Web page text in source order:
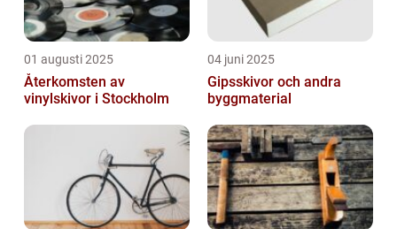
01 augusti 2025
Återkomsten av
vinylskivor i Stockholm
04 juni 2025
Gipsskivor och andra
byggmaterial